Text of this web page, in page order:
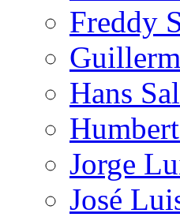
Freddy
Hans
Jorge
José